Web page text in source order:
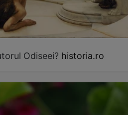
Odiseei? historia.ro